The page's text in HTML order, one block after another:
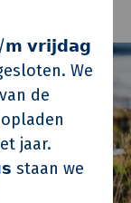
𝘃𝗿𝗶𝗷𝗱𝗮𝗴
We
de
jaar.
staan we